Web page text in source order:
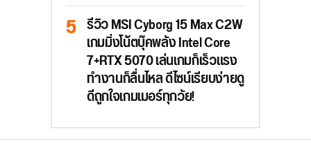
รีวิว MSI Cyborg 15 Max C2W
เกมมิ่งโน้ตบุ๊คพลัง Intel Core
7+RTX 5070 เล่นเกมก็เร็วแรง
ทำงานก็ลื่นไหล ดีไซน์เรียบง่ายดู
ดีถูกใจเกมเมอร์ทุกวัย!